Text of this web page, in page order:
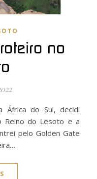
no
Reino do Lesoto e a
pelo Golden Gate